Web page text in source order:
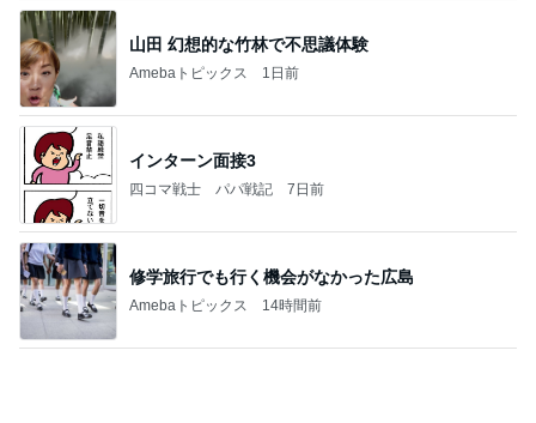
インターン面接3
四コマ戦士 パパ戦記 7日前
修学旅行でも行く機会がなかった広島
Amebaトピックス 14時間前